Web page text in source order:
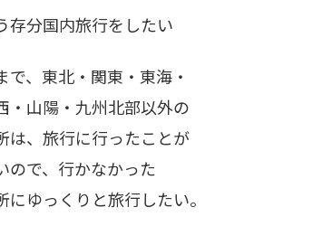
存分国内旅行をしたい
東北・関東・東海・
陽・九州北部以外の
旅行に行ったことが
、行かなかった
っくりと旅行したい。